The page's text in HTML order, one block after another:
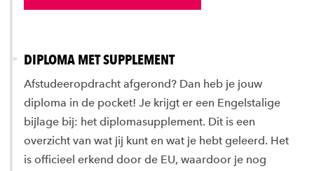
DIPLOMA MET SUPPLEMENT
Afstudeeropdracht afgerond? Dan heb je jouw
diploma in de pocket! Je krijgt er een Engelstalige
bijlage bij: het diplomasupplement. Dit is een
overzicht van wat jij kunt en wat je hebt geleerd. Het
is officieel erkend door de EU, waardoor je nog